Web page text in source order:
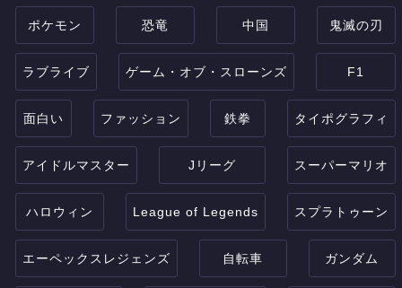
ポケモン 恐竜 中国 鬼滅の刃
ラブライブ ゲーム・オブ・スローンズ F1
面白い ファッション 鉄拳 タイポグラフィ
アイドルマスター Jリーグ スーパーマリオ
ハロウィン League of Legends スプラトゥーン
エーペックスレジェンズ 自転車 ガンダム